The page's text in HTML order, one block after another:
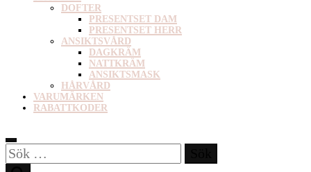
DOFTER
PRESENTSET DAM
PRESENTSET HERR
ANSIKTSVÅRD
DAGKRÄM
NATTKRÄM
ANSIKTSMASK
HÅRVÅRD
VARUMÄRKEN
RABATTKODER
Sök
efter: